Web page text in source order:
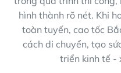
hình thành rõ nét. Khi
toàn tuyến, cao tốc
cách di chuyển, tạo
triển kinh tế -